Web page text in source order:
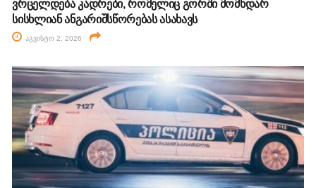
ვრცელდება კადრები, რომელიც გორში მომხდარ
სისხლიან ანგარიშსწორებას ასახავს
აგვისტო 2, 2026